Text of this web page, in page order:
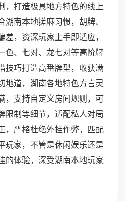
，打造极具地方特色的线上
南本地搓麻习惯，胡牌、
，资深玩家上手即适应，
色、七对、龙七对等高阶牌
技巧打造高番牌型，收获满
地道，湖南各地特色方言灵
，支持自定义房间规则，可
限制等细节，适配私人对局
，严格杜绝外挂作弊，匹配
玩家，不管是休闲娱乐还是
的体验，深受湖南本地玩家